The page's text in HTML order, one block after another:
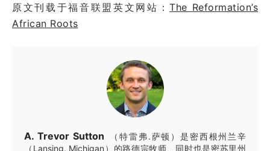
原文刊载于福音联盟英文网站：The Reformation’s
African Roots
A. Trevor Sutton
（特雷弗.萨顿）是密西根州兰辛
（Lansing, Michigan）的路德宗牧师、同时也是密苏里州